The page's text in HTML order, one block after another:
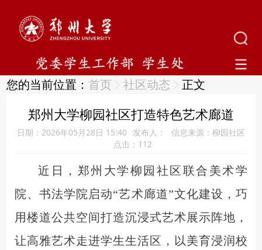
您的当前位置：首页 社区动态 正文
郑州大学柳园社区打造特色艺术廊道
日期：2026年05月28日 15:40 发布人：
信息来源：柳园社区
点击： 112
近日，郑州大学柳园社区联合美术学
院、书法学院启动“艺术廊道”文化建设，巧
用楼道公共空间打造沉浸式艺术展示阵地，
让高雅艺术走进学生生活区，以美育浸润校